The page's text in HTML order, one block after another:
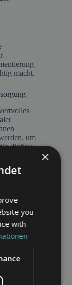
macht.
um
digitale
die
reduziert.
leistet
können
Dies
und
×
you
with